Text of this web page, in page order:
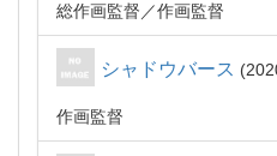
総作画監督
作画監督
シャドウバース
作画監督